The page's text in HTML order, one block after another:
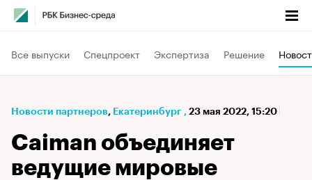
Все выпуски Спецпроект Экспертиза Решение
Новости партнеров⁠, Екатеринбург , 23 мая 2022, 15:20
Caiman объединяет
ведущие мировые